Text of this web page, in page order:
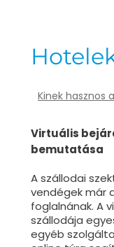
Kinek hasznos
Virtuális
bemutatása
A szállodai
vendégek már
foglalnának. A
szállodája
egyéb